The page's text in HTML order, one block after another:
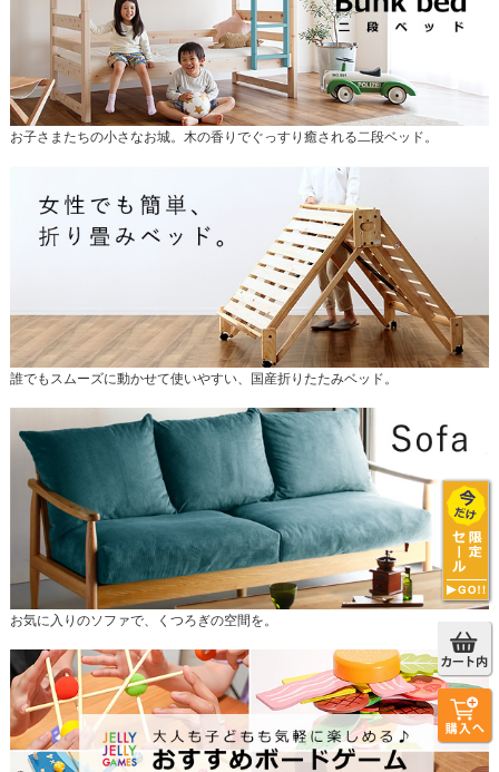
お子さまたちの小さなお城。木の香りでぐっすり癒される二段ベッド。
誰でもスムーズに動かせて使いやすい、国産折りたたみベッド。
お気に入りのソファで、くつろぎの空間を。